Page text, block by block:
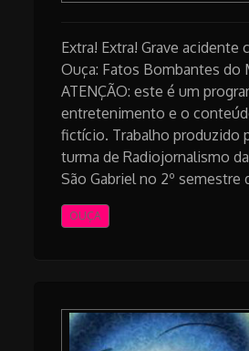
Extra! Extra! Grave acidente
Ouça: Fatos Bombantes do
ATENÇÃO: este é um
entretenimento e o
fictício. Trabalho produzido
turma de Radiojornalismo
São Gabriel no 2º semestre
OUÇA